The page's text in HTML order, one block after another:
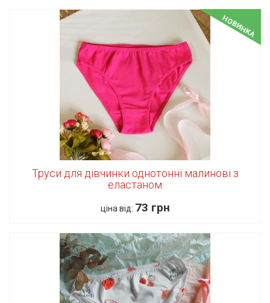
НОВИНКА
Труси для дівчинки однотонні малинові з
еластаном
ціна від: 73 грн